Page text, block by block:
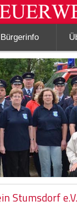
Bürgerinfo
Stumsdorf e.V.